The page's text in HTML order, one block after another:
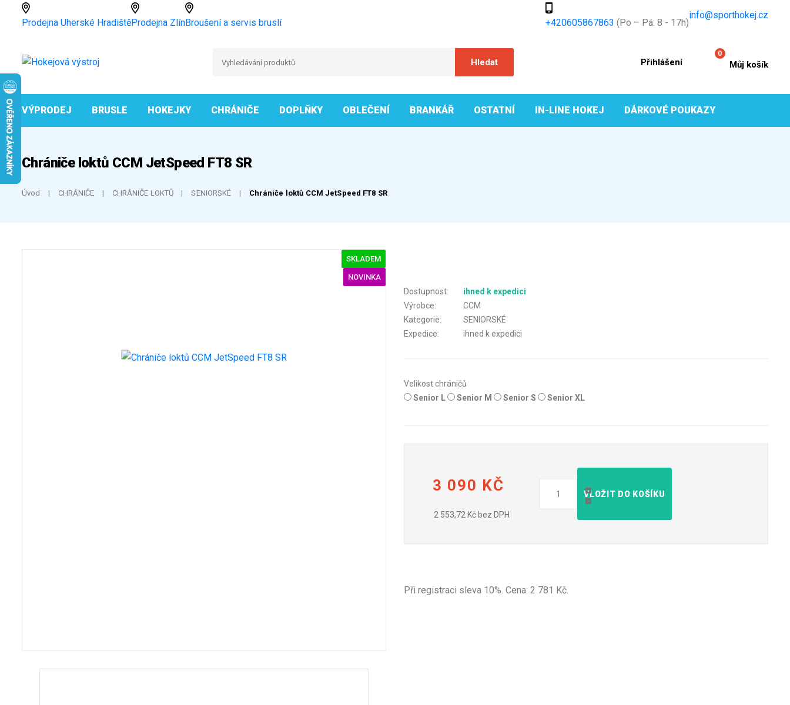
Prodejna Uherské HradištěProdejna ZlínBroušení a servis bruslí +420605867863 (Po – Pá: 8 - 17h)
info@sporthokej.cz
Přihlášení
0
Můj košík
VÝPRODEJ BRUSLE HOKEJKY CHRÁNIČE DOPLŇKY OBLEČENÍ BRANKÁŘ OSTATNÍ IN-LINE HOKEJ DÁRKOVÉ POUKAZY
Chrániče loktů CCM JetSpeed FT8 SR
Úvod CHRÁNIČE CHRÁNIČE LOKTŮ SENIORSKÉ Chrániče loktů CCM JetSpeed FT8 SR
SKLADEM
NOVINKA
Dostupnost:
ihned k expedici
Výrobce:
CCM
Kategorie:
SENIORSKÉ
Expedice:
ihned k expedici
Velikost chráničů
Senior L
Senior M Senior S Senior XL
3 090 KČ
2 553,72 Kč bez DPH
VLOŽIT DO KOŠÍKU
Při registraci sleva 10%. Cena: 2 781 Kč.